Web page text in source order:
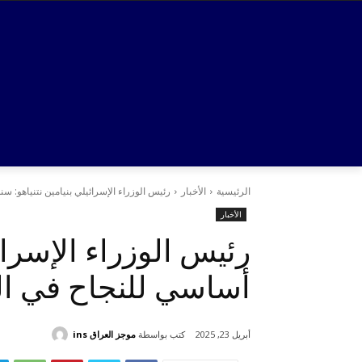
الرئيسية الأخبار رئيس الوزراء الإسرائيلي بنيامين
الأخبار
رئيس الوزراء
أساسي للنجاح في
أبريل 23, 2025 كتب بواسطة موجز العراق ins